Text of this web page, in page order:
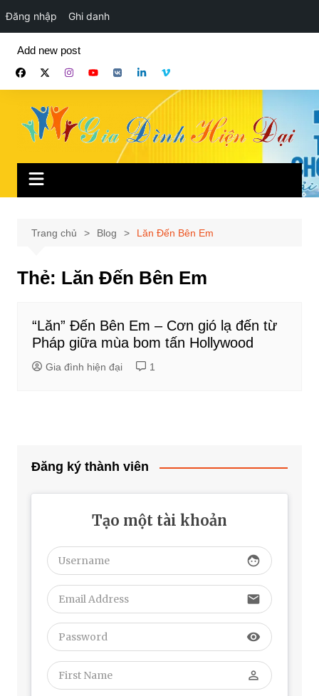
Đăng nhập Ghi danh
phần
Add new post
Trang chủ Blog Lăn Đến Bên Em
Thẻ: Lăn Đến Bên Em
“Lăn” Đến Bên Em – Cơn gió lạ đến từ
Pháp giữa mùa bom tấn Hollywood
Gia đình hiện đại 1
Đăng ký thành viên
Tạo một tài khoản
face
email
visibility
perm_identity